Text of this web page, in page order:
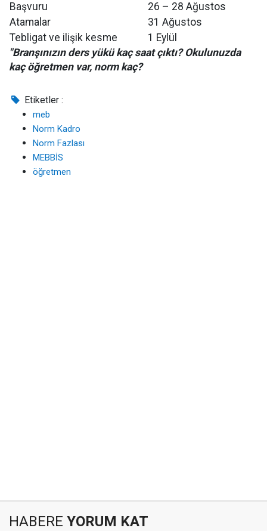
Başvuru
26 – 28 Ağustos
Atamalar
31 Ağustos
Tebligat ve ilişik kesme
1 Eylül
"Branşınızın ders yükü kaç saat çıktı? Okulunuzda
kaç öğretmen var, norm kaç?
Etiketler :
meb
Norm Kadro
Norm Fazlası
MEBBİS
öğretmen
HABERE YORUM KAT